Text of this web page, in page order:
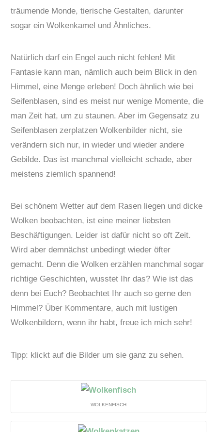
träumende Monde, tierische Gestalten, darunter
sogar ein Wolkenkamel und Ähnliches.
Natürlich darf ein Engel auch nicht fehlen! Mit
Fantasie kann man, nämlich auch beim Blick in den
Himmel, eine Menge erleben! Doch ähnlich wie bei
Seifenblasen, sind es meist nur wenige Momente, die
man Zeit hat, um zu staunen. Aber im Gegensatz zu
Seifenblasen zerplatzen Wolkenbilder nicht, sie
verändern sich nur, in wieder und wieder andere
Gebilde. Das ist manchmal vielleicht schade, aber
meistens ziemlich spannend!
Bei schönem Wetter auf dem Rasen liegen und dicke
Wolken beobachten, ist eine meiner liebsten
Beschäftigungen. Leider ist dafür nicht so oft Zeit.
Wird aber demnächst unbedingt wieder öfter
gemacht. Denn die Wolken erzählen manchmal sogar
richtige Geschichten, wusstet Ihr das? Wie ist das
denn bei Euch? Beobachtet Ihr auch so gerne den
Himmel? Über Kommentare, auch mit lustigen
Wolkenbildern, wenn ihr habt, freue ich mich sehr!
Tipp: klickt auf die Bilder um sie ganz zu sehen.
WOLKENFISCH